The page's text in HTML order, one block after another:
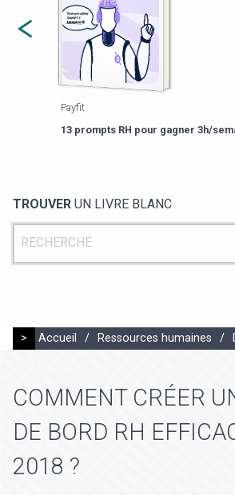
Payfit
13 prompts RH pour gagner 3h/
TROUVER UN LIVRE BLANC
> Accueil / Ressources humaines /
COMMENT CRÉER
DE BORD RH
2018 ?